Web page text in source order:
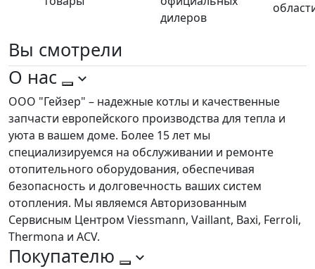
дилеров
Вы смотрели
О нас
ООО "Гейзер" – надежные котлы и качественные
запчасти европейского производства для тепла и
уюта в вашем доме. Более 15 лет мы
специализируемся на обслуживании и ремонте
отопительного оборудования, обеспечивая
безопасность и долговечность ваших систем
отопления. Мы являемся Авторизованным
Сервисным Центром Viessmann, Vaillant, Baxi, Ferroli,
Thermona и ACV.
Покупателю